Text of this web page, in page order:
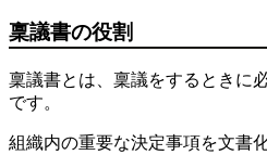
稟議書の役割
稟議書とは、稟議をするときに
です。
組織内の重要な決定事項を文書